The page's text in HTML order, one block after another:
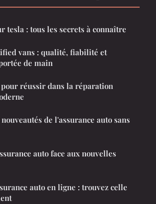
tesla : tous les secrets à connaître
vans : qualité, fiabilité et
de main
pour réussir dans la réparation
de l'assurance auto sans
auto face aux nouvelles
auto en ligne : trouvez celle